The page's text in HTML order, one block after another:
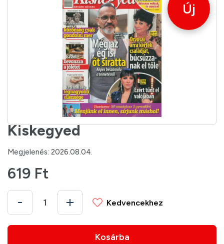
Új
Kiskegyed
Megjelenés: 2026.08.04.
619 Ft
Kosárba
Kedvencekhez